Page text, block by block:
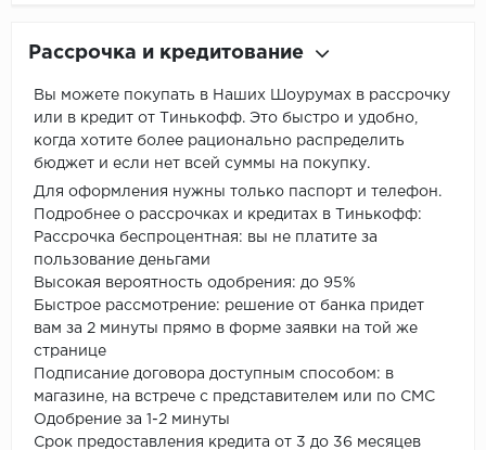
Рассрочка и кредитование
Вы можете покупать в Наших Шоурумах в рассрочку
или в кредит от Тинькофф. Это быстро и удобно,
когда хотите более рационально распределить
бюджет и если нет всей суммы на покупку.
Для оформления нужны только паспорт и телефон.
Подробнее о рассрочках и кредитах в Тинькофф:
Рассрочка беспроцентная: вы не платите за
пользование деньгами
Высокая вероятность одобрения: до 95%
Быстрое рассмотрение: решение от банка придет
вам за 2 минуты прямо в форме заявки на той же
странице
Подписание договора доступным способом: в
магазине, на встрече с представителем или по СМС
Одобрение за 1-2 минуты
Срок предоставления кредита от 3 до 36 месяцев